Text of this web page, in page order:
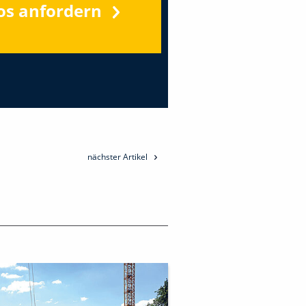
anfordern
nächster Artikel